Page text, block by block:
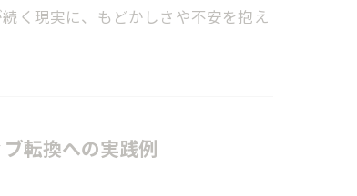
く現実に、もどかしさや不安を抱え
転換への実践例